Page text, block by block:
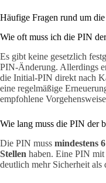
Häufige Fragen rund um
Wie oft muss ich die PIN
Es gibt keine gesetzlich
PIN-Änderung. Allerdings
die Initial-PIN direkt nach
eine regelmäßige
empfohlene
Wie lang muss die PIN der
Die PIN muss mindestens
Stellen haben. Eine PIN
deutlich mehr Sicherheit